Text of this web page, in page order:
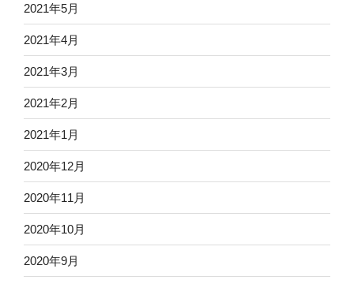
2021年5月
2021年4月
2021年3月
2021年2月
2021年1月
2020年12月
2020年11月
2020年10月
2020年9月